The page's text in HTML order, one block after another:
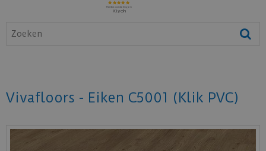
Vivafloors - Eiken C5001 (Klik PVC)